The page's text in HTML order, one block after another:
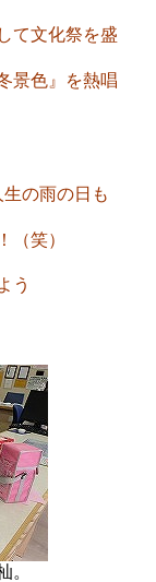
て文化祭を盛
景色』を熱唱
生の雨の日も
（笑）
う
。